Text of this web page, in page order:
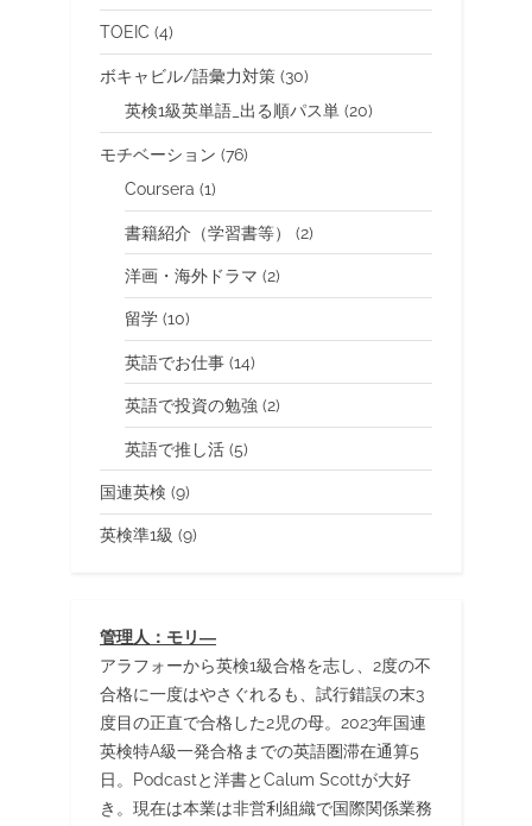
TOEIC (4)
ボキャビル/語彙力対策 (30)
英検1級英単語_出る順パス単 (20)
モチベーション (76)
Coursera (1)
書籍紹介（学習書等） (2)
洋画・海外ドラマ (2)
留学 (10)
英語でお仕事 (14)
英語で投資の勉強 (2)
英語で推し活 (5)
国連英検 (9)
英検準1級 (9)
管理人：モリ―
アラフォーから英検1級合格を志し、2度の不
合格に一度はやさぐれるも、試行錯誤の末3
度目の正直で合格した2児の母。2023年国連
英検特A級一発合格までの英語圏滞在通算5
日。Podcastと洋書とCalum Scottが大好
き。現在は本業は非営利組織で国際関係業務